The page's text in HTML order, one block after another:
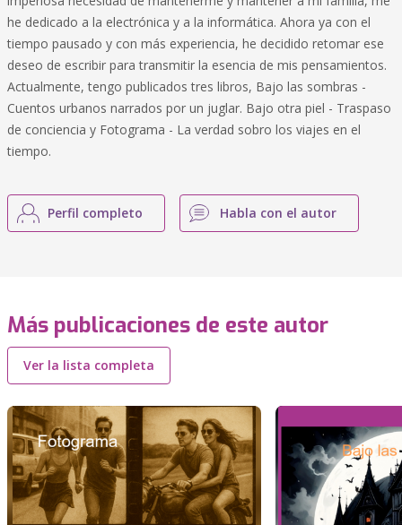
he dedicado a la electrónica y a la informática. Ahora ya con el
tiempo pausado y con más experiencia, he decidido retomar ese
deseo de escribir para transmitir la esencia de mis pensamientos.
Actualmente, tengo publicados tres libros, Bajo las sombras -
Cuentos urbanos narrados por un juglar. Bajo otra piel - Traspaso
de conciencia y Fotograma - La verdad sobro los viajes en el
tiempo.
Perfil completo Habla con el autor
Más publicaciones de este autor
Ver la lista completa